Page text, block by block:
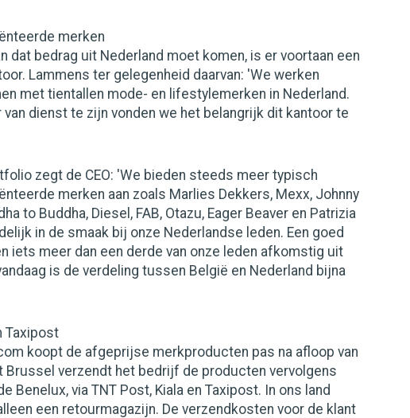
merken
dat bedrag uit Nederland moet komen, is er voortaan een
Lammens ter gelegenheid daarvan: 'We werken
met tientallen mode- en lifestylemerken in Nederland.
van dienst te zijn vonden we het belangrijk dit kantoor te
zegt de CEO: 'We bieden steeds meer typisch
merken aan zoals Marlies Dekkers, Mexx, Johnny
to Buddha, Diesel, FAB, Otazu, Eager Beaver en Patrizia
in de smaak bij onze Nederlandse leden. Een goed
iets meer dan een derde van onze leden afkomstig uit
is de verdeling tussen België en Nederland bijna
Taxipost
koopt de afgeprijse merkproducten pas na afloop van
Brussel verzendt het bedrijf de producten vervolgens
Benelux, via TNT Post, Kiala en Taxipost. In ons land
een retourmagazijn. De verzendkosten voor de klant